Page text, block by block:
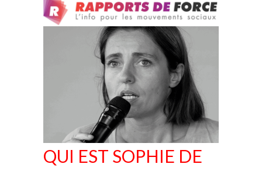
QUI EST SOPHIE DE